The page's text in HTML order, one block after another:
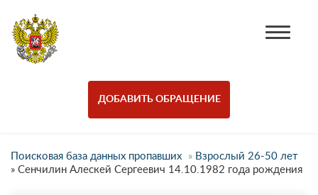
ДОБАВИТЬ ОБРАЩЕНИЕ
Поисковая база данных пропавших » Взрослый 26-50 лет
» Сенчилин Алескей Сергеевич 14.10.1982 года рождения